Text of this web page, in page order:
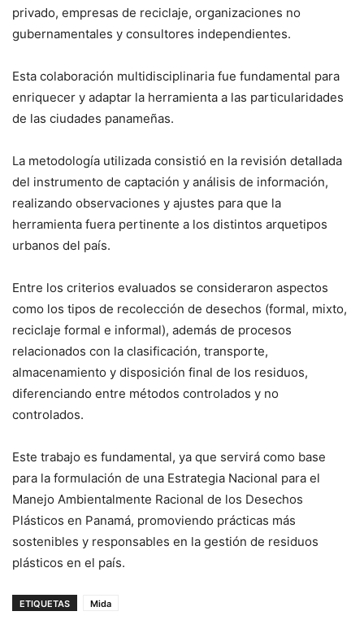
privado, empresas de reciclaje, organizaciones no
gubernamentales y consultores independientes.
Esta colaboración multidisciplinaria fue fundamental para
enriquecer y adaptar la herramienta a las particularidades
de las ciudades panameñas.
La metodología utilizada consistió en la revisión detallada
del instrumento de captación y análisis de información,
realizando observaciones y ajustes para que la
herramienta fuera pertinente a los distintos arquetipos
urbanos del país.
Entre los criterios evaluados se consideraron aspectos
como los tipos de recolección de desechos (formal, mixto,
reciclaje formal e informal), además de procesos
relacionados con la clasificación, transporte,
almacenamiento y disposición final de los residuos,
diferenciando entre métodos controlados y no
controlados.
Este trabajo es fundamental, ya que servirá como base
para la formulación de una Estrategia Nacional para el
Manejo Ambientalmente Racional de los Desechos
Plásticos en Panamá, promoviendo prácticas más
sostenibles y responsables en la gestión de residuos
plásticos en el país.
ETIQUETAS Mida